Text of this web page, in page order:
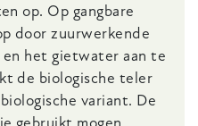
op. Op gangbare
door zuurwerkende
het gietwater aan te
de biologische teler
variant. De